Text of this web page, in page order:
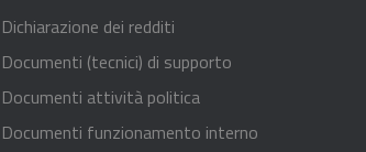
Dichiarazione dei redditi
Documenti (tecnici) di supporto
Documenti attività politica
Documenti funzionamento interno